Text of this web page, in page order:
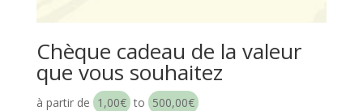
Chèque cadeau de la valeur
que vous souhaitez
à partir de 1,00€ to 500,00€